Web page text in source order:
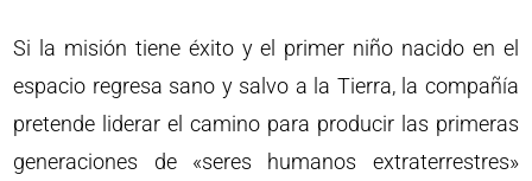
Si la misión tiene éxito y el primer niño nacido en el
espacio regresa sano y salvo a la Tierra, la compañía
pretende liderar el camino para producir las primeras
generaciones de «seres humanos extraterrestres»